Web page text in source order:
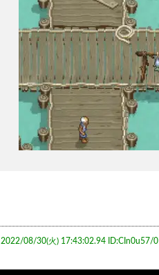
2022/08/30(火) 17:43:02.94 ID:CIn0u57/0